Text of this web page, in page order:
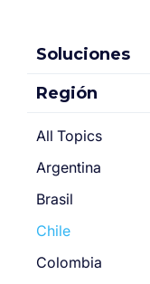
Soluciones
Región
All Topics
Argentina
Brasil
Chile
Colombia